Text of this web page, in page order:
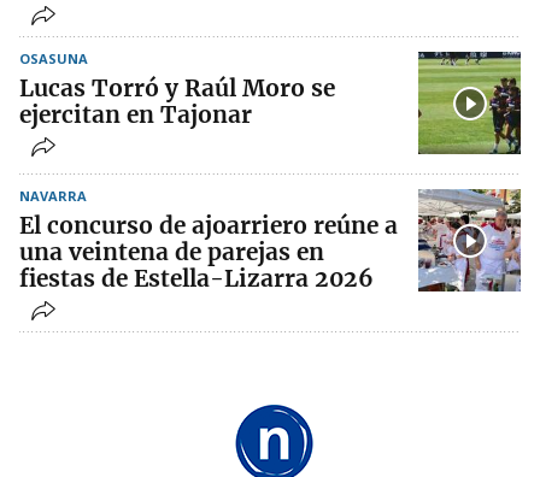
OSASUNA
Lucas Torró y Raúl Moro se
ejercitan en Tajonar
NAVARRA
El concurso de ajoarriero reúne a
una veintena de parejas en
fiestas de Estella-Lizarra 2026